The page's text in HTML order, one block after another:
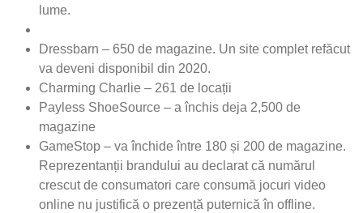
lume.
Dressbarn – 650 de magazine. Un site complet refăcut
va deveni disponibil din 2020.
Charming Charlie – 261 de locații
Payless ShoeSource – a închis deja 2,500 de
magazine
GameStop – va închide între 180 și 200 de magazine.
Reprezentanții brandului au declarat că numărul
crescut de consumatori care consumă jocuri video
online nu justifică o prezență puternică în offline.